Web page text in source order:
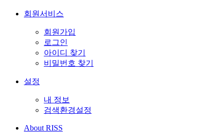
회원서비스
회원가입
로그인
아이디 찾기
비밀번호 찾기
설정
내 정보
검색환경설정
About RISS